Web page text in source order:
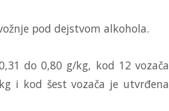
pod dejstvom alkohola.
do 0,80 g/kg, kod 12 vozača
i kod šest vozača je utvrđena